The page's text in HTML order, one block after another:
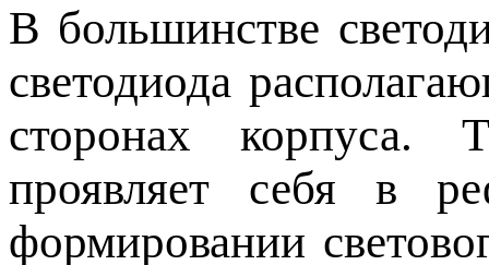
В большинстве
светодиода
сторонах корпуса.
проявляет себя в
формировании